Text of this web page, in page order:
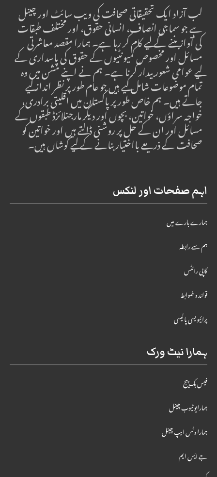
لب آزاد ایک تحقیقاتی صحافت کی ویب سائٹ اور چینل
ہے جو سماجی انصاف، انسانی حقوق، اور مختلف طبقات
کی آواز بننے کے لیے کام کر رہا ہے۔ ہمارا مقصد معاشرتی
مسائل اور مخصوص کمیونٹیوں کے حقوق کی پاسداری کے
لیے عوامی شعور بیدار کرنا ہے۔ ہم نے اپنے مشن میں وہ
تمام موضوعات شامل کیے ہیں جو عام طور پر نظر انداز کیے
جاتے ہیں۔ ہم خاص طور پر پاکستان میں اقلیتی برادری،
خواجہ سراؤں، خواتین، بچوں اور دیگر مارجنلائزڈ طبقوں کے
مسائل اور ان کے حل پر روشنی ڈالتے ہیں اور خواتین کو
صحافت کے ذریعے بااختیار بنانے کے لیے کوشاں ہیں۔
اہم صفحات اور لنکس
ہمارے بارے میں
ہم سے رابطہ
کاپی رائٹس
قوائد و ضوابط
پرائیویسی پالیسی
ہمارا نیٹ ورک
فیس بک پیج
ہمارایوٹیوب چینل
ہمارا وٹس ایپ چینل
جے ایس ایم